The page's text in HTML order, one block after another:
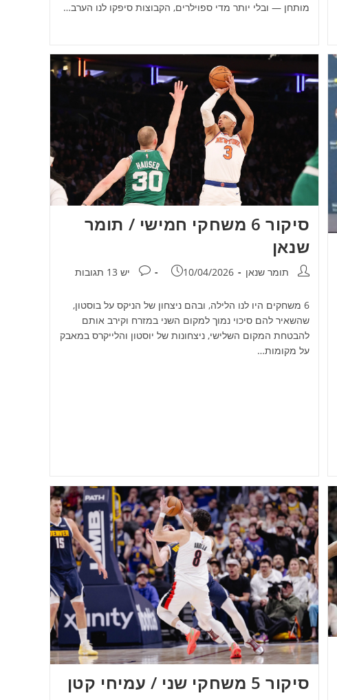
מותחן — ובלי יותר מדי ספוילרים, הקבוצות סיפקו לנו הערב…
סיקור 6 משחקי חמישי / תומר
שנאן
מחבר:תומר שנאן פורסם:
10/04/2026 תגובות:
יש 13 תגובות
6 משחקים היו לנו הלילה, ובהם ניצחון של הניקס על בוסטון,
שהשאיר להם סיכוי נמוך למקום השני במזרח וקירב אותם
להבטחת המקום השלישי, ניצחונות של יוסטון והלייקרס במאבק
על מקומות…
סיקור 5 משחקי שני / עמיחי קטן